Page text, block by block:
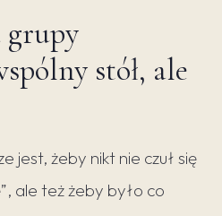
grupy
stół, ale
jest, żeby nikt nie czuł się
ale też żeby było co